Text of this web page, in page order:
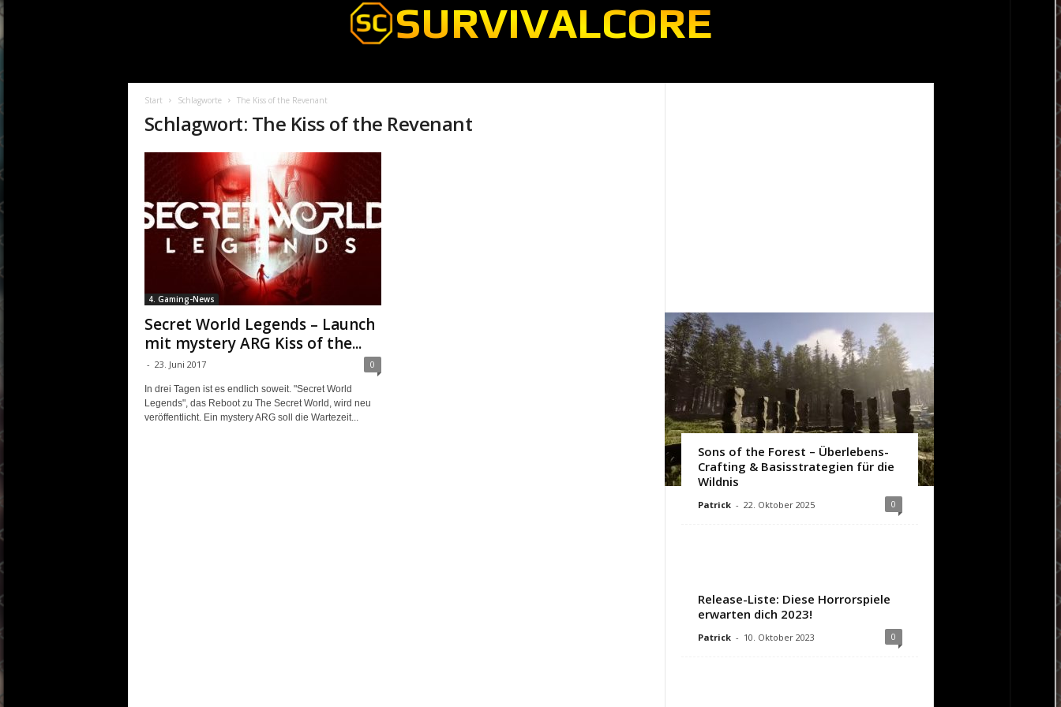
r
Start Schlagworte The Kiss of the Revenant
Schlagwort: The Kiss of the Revenant
4. Gaming-News
Secret World Legends – Launch
mit mystery ARG Kiss of the...
- 23. Juni 2017 0
In drei Tagen ist es endlich soweit. "Secret World
Legends", das Reboot zu The Secret World, wird neu
veröffentlicht. Ein mystery ARG soll die Wartezeit...
Sons of the Forest – Überlebens-
Crafting & Basisstrategien für die
Wildnis
Patrick - 22. Oktober 2025 0
Release-Liste: Diese Horrorspiele
erwarten dich 2023!
Patrick - 10. Oktober 2023 0